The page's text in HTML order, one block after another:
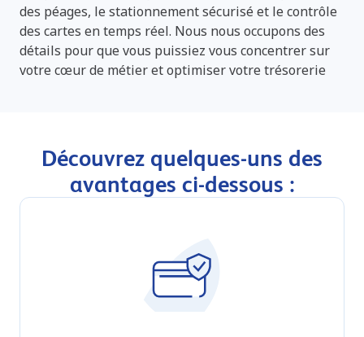
des péages, le stationnement sécurisé et le contrôle
des cartes en temps réel. Nous nous occupons des
détails pour que vous puissiez vous concentrer sur
votre cœur de métier et optimiser votre trésorerie
Découvrez quelques-uns des
avantages ci-dessous :